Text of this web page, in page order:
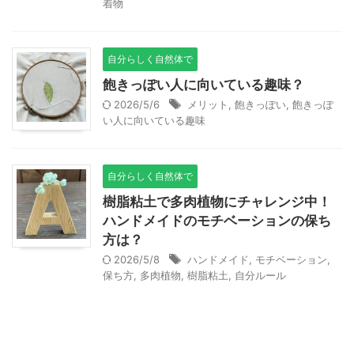
着物
自分らしく自然体で
飽きっぽい人に向いている趣味？
2026/5/6 メリット 飽きっぽい 飽きっぽ
い人に向いている趣味
自分らしく自然体で
樹脂粘土で多肉植物にチャレンジ中！
ハンドメイドのモチベーションの保ち
方は？
2026/5/8 ハンドメイド モチベーション
保ち方 多肉植物 樹脂粘土 自分ルール